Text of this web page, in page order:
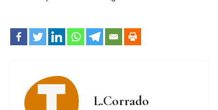
L.Corrado